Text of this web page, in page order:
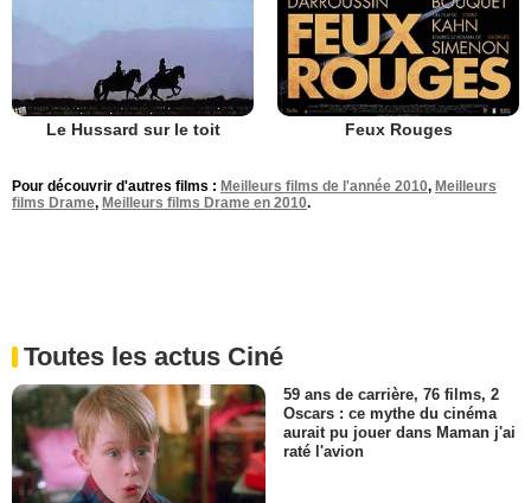
Le Hussard sur le toit Feux Rouges
Pour découvrir d'autres films : Meilleurs films de l'année 2010, Meilleurs
films Drame, Meilleurs films Drame en 2010.
Toutes les actus Ciné
59 ans de carrière, 76 films, 2
Oscars : ce mythe du cinéma
aurait pu jouer dans Maman j'ai
raté l'avion